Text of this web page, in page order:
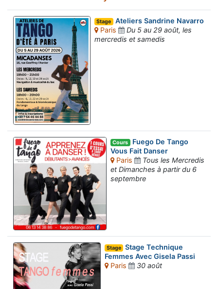
Stage Ateliers Sandrine Navarro
Paris
Du 5 au 29 août, les
mercredis et samedis
Cours Fuego De Tango
Vous Fait Danser
Paris
Tous les Mercredis
et Dimanches à partir du 6
septembre
Stage
Stage Technique
Femmes Avec Gisela Passi
Paris
30 août